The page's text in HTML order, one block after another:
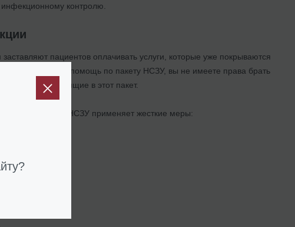
контролю.
пациентов оплачивать услуги, которые уже покрываются
получил помощь по пакету НСЗУ, вы не имеете права брать
входящие в этот пакет.
мониторинга, НСЗУ применяет жесткие меры: